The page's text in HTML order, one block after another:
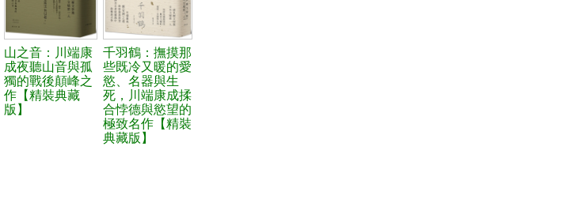
山之音：川端康
成夜聽山音與孤
獨的戰後顛峰之
作【精裝典藏
版】
千羽鶴：撫摸那
些既冷又暖的愛
慾、名器與生
死，川端康成揉
合悖德與慾望的
極致名作【精裝
典藏版】